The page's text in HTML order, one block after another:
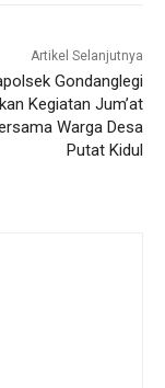
Artikel Selanjutnya
Gondanglegi
Kegiatan Jum’at
Warga Desa
Putat Kidul